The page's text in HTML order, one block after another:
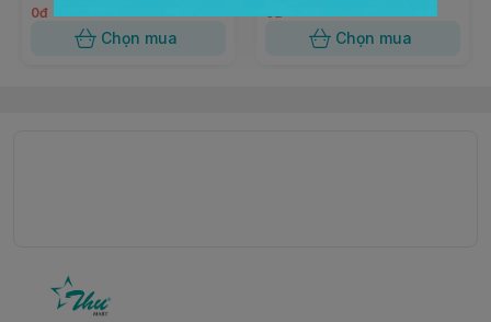
0đ
Chọn mua
0đ
Chọn mua